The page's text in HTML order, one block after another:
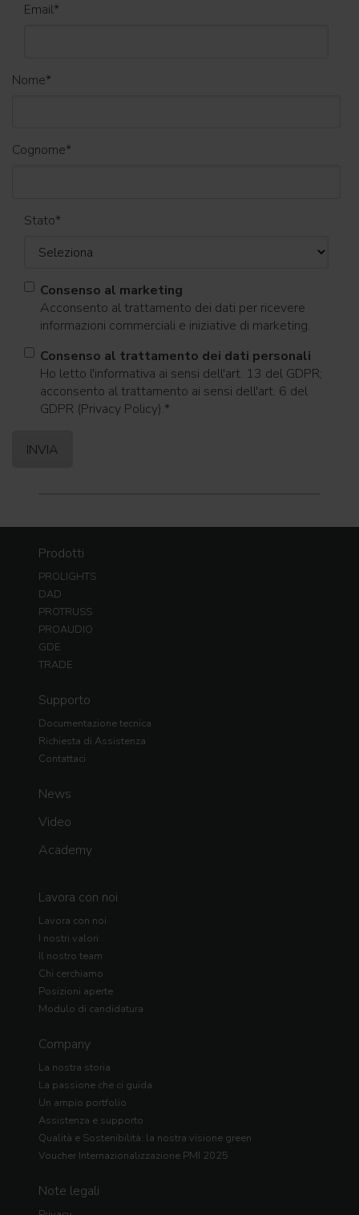
Email*
Nome*
Cognome*
Stato*
Consenso al marketing
Acconsento al trattamento dei dati per ricevere
informazioni commerciali e iniziative di marketing.
Consenso al trattamento dei dati personali
Ho letto l'informativa ai sensi dell'art. 13 del GDPR;
acconsento al trattamento ai sensi dell'art. 6 del
GDPR (Privacy Policy).*
Prodotti
PROLIGHTS
DAD
PROTRUSS
PROAUDIO
GDE
TRADE
Supporto
Documentazione tecnica
Richiesta di Assistenza
Contattaci
News
Video
Academy
Lavora con noi
Lavora con noi
I nostri valori
Il nostro team
Chi cerchiamo
Posizioni aperte
Modulo di candidatura
Company
La nostra storia
La passione che ci guida
Un ampio portfolio
Assistenza e supporto
Qualità e Sostenibilità: la nostra visione green
Voucher Internazionalizzazione PMI 2025
Note legali